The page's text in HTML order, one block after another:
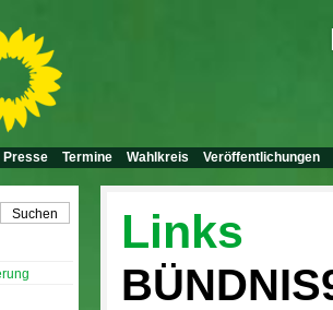
Presse Termine Wahlkreis Veröffentlichungen
Links